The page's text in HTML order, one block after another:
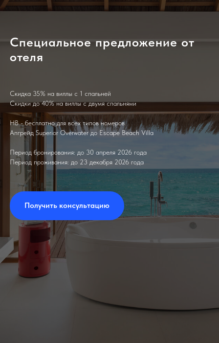
Специальное предложение от
отеля
Скидка 35% на виллы с 1 спальней
Скидки до 40% на виллы с двумя спальнями
HB - бесплатно для всех типов номеров
Апгрейд Superior Overwater до Escape Beach Villa
Период бронирования: до 30 апреля 2026 года
Период проживания: до 23 декабря 2026 года
Получить консультацию